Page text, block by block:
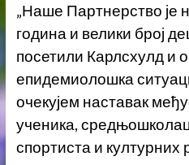
„Наше Партнерство је
година и велики број
посетили Карлсхулд и
епидемиолошка
очекујем наставак
ученика,
спортиста и културних